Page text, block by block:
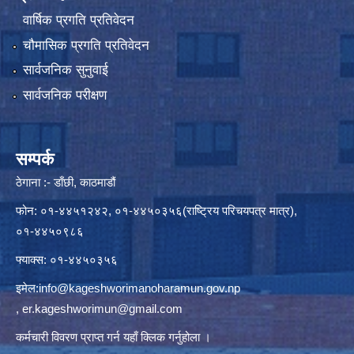
वार्षिक प्रगति प्रतिवेदन
चौमासिक प्रगति प्रतिवेदन
सार्वजनिक सुनुवाई
सार्वजनिक परीक्षण
सम्पर्क
ठेगाना :- डाँछी, काठमाडौं
फोन: ०१-४४५१२४२, ०१-४४५०३५६(राष्ट्रिय परिचयपत्र मात्र),
०१-४४५०९८६
फ्याक्स: ०१-४४५०३५६
इमेल:info@kageshworimanoharamun.gov.np
, er.kageshworimun@gmail.com
कर्मचारी विवरण प्राप्त गर्नयहाँ क्लिकगर्नुहोला ।